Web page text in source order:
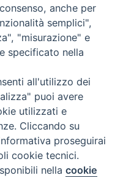
anche per
semplici",
"misurazione" e
specificato nella
all'utilizzo dei
puoi avere
utilizzati e
Cliccando su
proseguirai
cookie tecnici.
nellacookie